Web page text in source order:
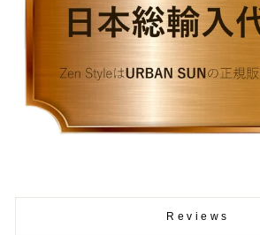
Reviews